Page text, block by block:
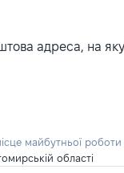
адреса, на
майбутньої
області